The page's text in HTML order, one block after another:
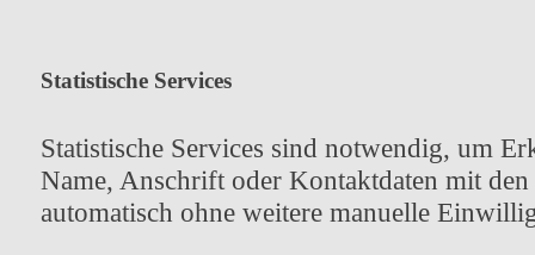
Statistische Services
Statistische Services sind notwendig, um
Name, Anschrift oder Kontaktdaten mit
automatisch ohne weitere manuelle